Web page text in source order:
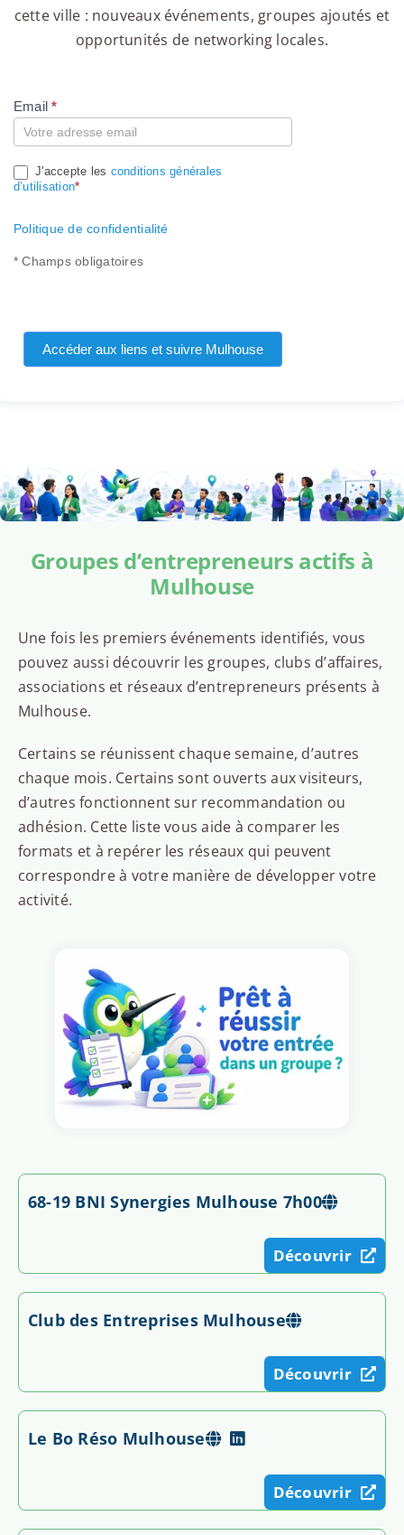
cette ville : nouveaux événements, groupes ajoutés et
opportunités de networking locales.
Compte
Email*
J'accepte les conditions générales
d’utilisation*
Politique de confidentialité
* Champs obligatoires
Accéder aux liens et suivre Mulhouse
Groupes d’entrepreneurs actifs à
Mulhouse
Une fois les premiers événements identifiés, vous
pouvez aussi découvrir les groupes, clubs d’affaires,
associations et réseaux d’entrepreneurs présents à
Mulhouse.
Certains se réunissent chaque semaine, d’autres
chaque mois. Certains sont ouverts aux visiteurs,
d’autres fonctionnent sur recommandation ou
adhésion. Cette liste vous aide à comparer les
formats et à repérer les réseaux qui peuvent
correspondre à votre manière de développer votre
activité.
68-19 BNI Synergies Mulhouse 7h00
Découvrir
Club des Entreprises Mulhouse
Découvrir
Le Bo Réso Mulhouse
Découvrir